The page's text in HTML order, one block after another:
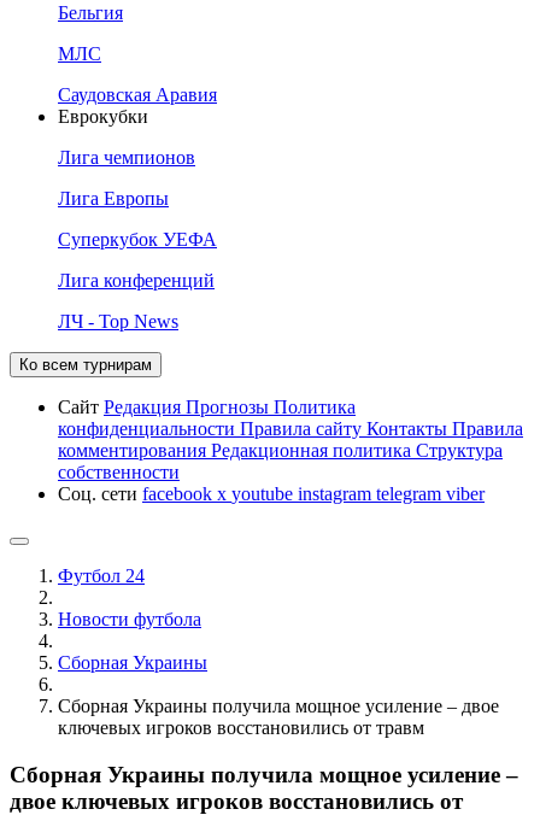
Бельгия
МЛС
Саудовская Аравия
Еврокубки
Лига чемпионов
Лига Европы
Суперкубок УЕФА
Лига конференций
ЛЧ - Top News
Ко всем турнирам
Сайт Редакция Прогнозы Политика
конфиденциальности Правила сайту Контакты Правила
комментирования Редакционная политика Структура
собственности
Соц. сети facebook x youtube instagram telegram viber
Футбол 24
Новости футбола
Сборная Украины
Сборная Украины получила мощное усиление – двое
ключевых игроков восстановились от травм
Сборная Украины получила мощное усиление –
двое ключевых игроков восстановились от